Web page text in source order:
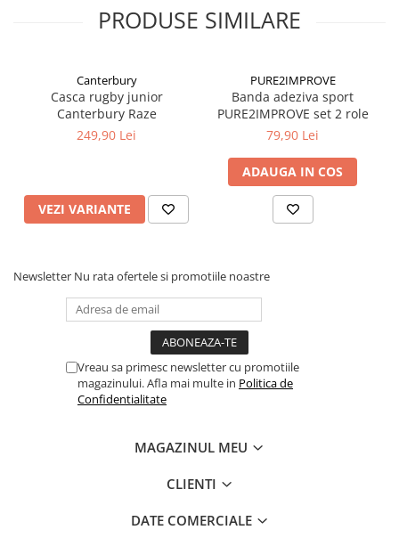
PRODUSE SIMILARE
Canterbury
Casca rugby junior
Canterbury Raze
249,90 Lei
VEZI VARIANTE
PURE2IMPROVE
Banda adeziva sport
PURE2IMPROVE set 2 role
79,90 Lei
ADAUGA IN COS
Newsletter Nu rata ofertele si promotiile noastre
Vreau sa primesc newsletter cu promotiile
magazinului. Afla mai multe in Politica de
Confidentialitate
MAGAZINUL MEU
CLIENTI
DATE COMERCIALE